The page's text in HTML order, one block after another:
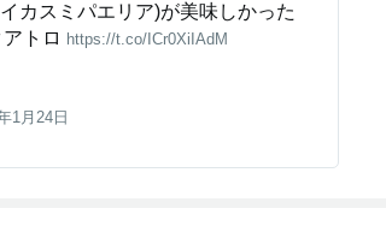
カスミパエリア)が美味しかった
トロ
https://t.co/ICr0XiIAdM
1月24日